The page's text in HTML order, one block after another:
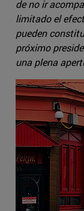
de no ir
limitado el
pueden
próximo
una plena